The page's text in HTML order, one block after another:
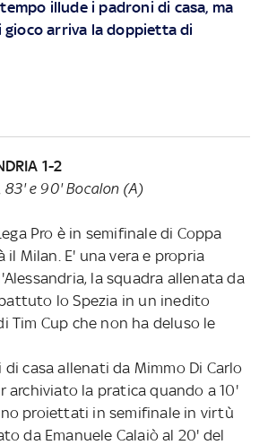
illude i padroni di casa, ma
gioco arriva la doppietta di
1-2
83' e 90' Bocalon (A)
Pro è in semifinale di Coppa
Milan. E' una vera e propria
la squadra allenata da
lo Spezia in un inedito
Tim Cup che non ha deluso le
di casa allenati da Mimmo Di Carlo
archiviato la pratica quando a 10'
proiettati in semifinale in virtù
da Emanuele Calaiò al 20' del